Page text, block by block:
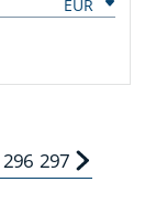
296 297